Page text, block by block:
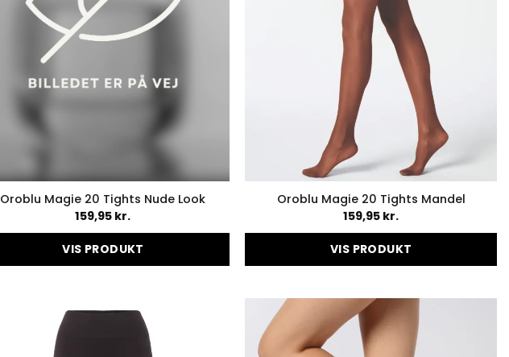
Oroblu Magie 20 Tights Nude Look
159,95 kr.
VIS PRODUKT
har
varianter.
Oroblu Magie 20 Tights Mandel
159,95 kr.
VIS PRODUKT
flere
varianter.